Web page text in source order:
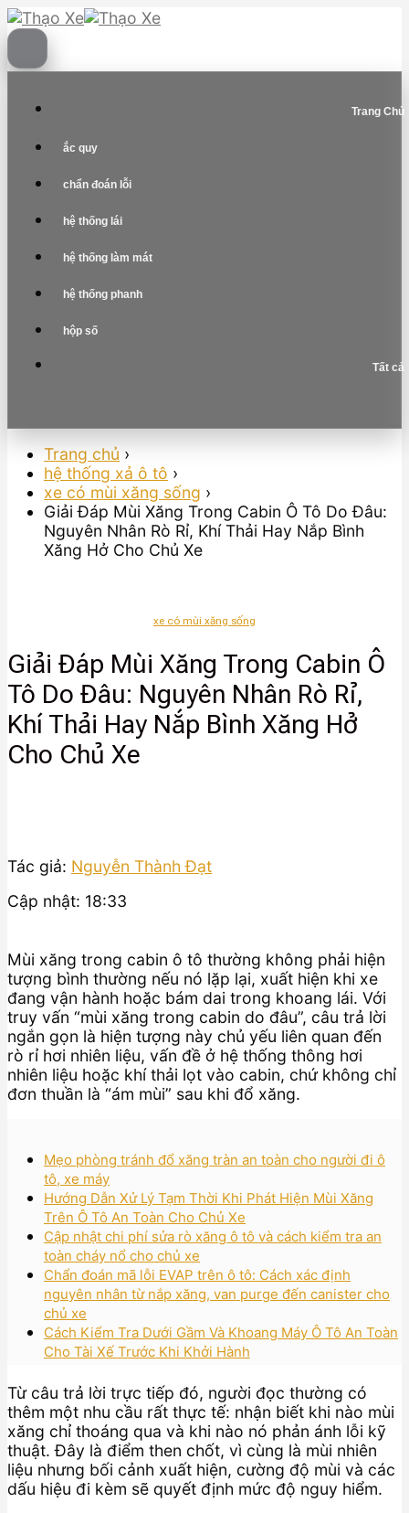
Skip
to
content
Trang Chủ
ắc quy
chẩn đoán lỗi
hệ thống lái
hệ thống làm mát
hệ thống phanh
hộp số
Tất cả
Trang chủ ›
hệ thống xả ô tô ›
xe có mùi xăng sống ›
Giải Đáp Mùi Xăng Trong Cabin Ô Tô Do Đâu:
Nguyên Nhân Rò Rỉ, Khí Thải Hay Nắp Bình
Xăng Hở Cho Chủ Xe
xe có mùi xăng sống
Giải Đáp Mùi Xăng Trong Cabin Ô
Tô Do Đâu: Nguyên Nhân Rò Rỉ,
Khí Thải Hay Nắp Bình Xăng Hở
Cho Chủ Xe
Tác giả: Nguyễn Thành Đạt
Cập nhật: 18:33
Mùi xăng trong cabin ô tô thường không phải hiện
tượng bình thường nếu nó lặp lại, xuất hiện khi xe
đang vận hành hoặc bám dai trong khoang lái. Với
truy vấn “mùi xăng trong cabin do đâu”, câu trả lời
ngắn gọn là hiện tượng này chủ yếu liên quan đến
rò rỉ hơi nhiên liệu, vấn đề ở hệ thống thông hơi
nhiên liệu hoặc khí thải lọt vào cabin, chứ không chỉ
đơn thuần là “ám mùi” sau khi đổ xăng.
Mẹo phòng tránh đổ xăng tràn an toàn cho người đi ô
tô, xe máy
Hướng Dẫn Xử Lý Tạm Thời Khi Phát Hiện Mùi Xăng
Trên Ô Tô An Toàn Cho Chủ Xe
Cập nhật chi phí sửa rò xăng ô tô và cách kiểm tra an
toàn cháy nổ cho chủ xe
Chẩn đoán mã lỗi EVAP trên ô tô: Cách xác định
nguyên nhân từ nắp xăng, van purge đến canister cho
chủ xe
Cách Kiểm Tra Dưới Gầm Và Khoang Máy Ô Tô An Toàn
Cho Tài Xế Trước Khi Khởi Hành
Từ câu trả lời trực tiếp đó, người đọc thường có
thêm một nhu cầu rất thực tế: nhận biết khi nào mùi
xăng chỉ thoáng qua và khi nào nó phản ánh lỗi kỹ
thuật. Đây là điểm then chốt, vì cùng là mùi nhiên
liệu nhưng bối cảnh xuất hiện, cường độ mùi và các
dấu hiệu đi kèm sẽ quyết định mức độ nguy hiểm.